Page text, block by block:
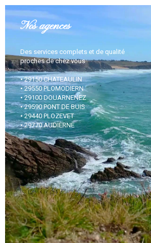
Nos agences
Des services complets et de qualité
proches de chez vous
• 29150 CHATEAULIN
• 29550 PLOMODIERN
• 29100 DOUARNENEZ
• 29590 PONT DE BUIS
• 29440 PLOZEVET
• 29770 AUDIERNE